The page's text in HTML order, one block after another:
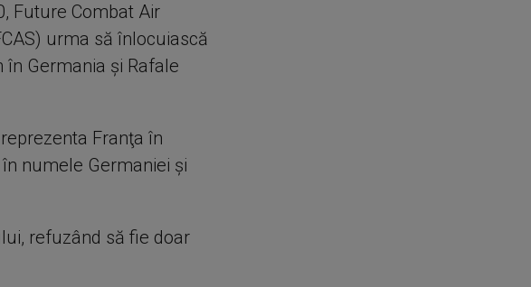
Future Combat Air
urma să înlocuiască
Germania şi Rafale
Franţa în
numele Germaniei şi
refuzând să fie doar